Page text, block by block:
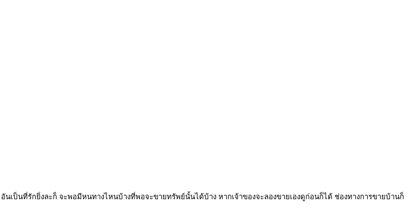
เป็นที่รักยิ่งละก็ จะพอมีหนทางไหนบ้างที่พอจะขายทรัพย์นั้นได้บ้าง หากเจ้าของจะลองขายเองดูก่อนก็ได้ ช่องทางการขายบ้านก็